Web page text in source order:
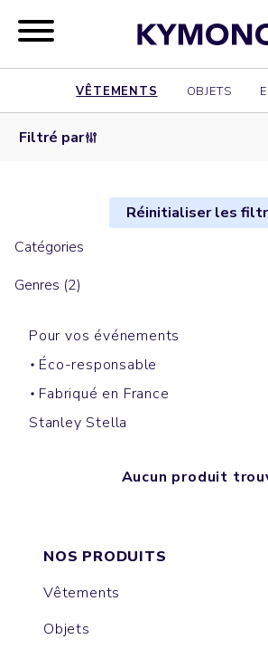
VÊTEMENTS OBJETS
Filtré par
Réinitialiser les
Catégories
Genres (2)
Pour vos événements
Éco-responsable
Fabriqué en France
Stanley Stella
Aucun produit
NOS PRODUITS
Vêtements
Objets